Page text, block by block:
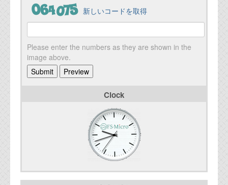
新しいコードを取得
Please enter the numbers as they are shown in the
image above.
Clock